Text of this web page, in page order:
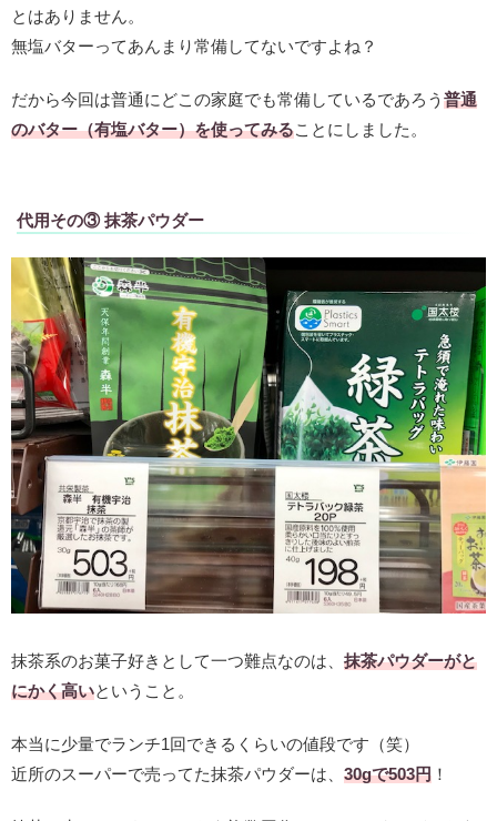
とはありません。
無塩バターってあんまり常備してないですよね？
だから今回は普通にどこの家庭でも常備しているであろう 普通
のバター（有塩バター）を使ってみることにしました。
代用その③ 抹茶パウダー
抹茶系のお菓子好きとして一つ難点なのは、 抹茶パウダーがと
にかく高いということ。
本当に少量でランチ1回できるくらいの値段です（笑）
近所のスーパーで売ってた抹茶パウダーは、 30gで503円 ！